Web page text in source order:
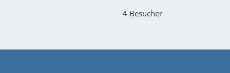
4 Besucher